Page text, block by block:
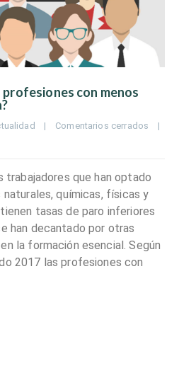
profesiones con menos
| Comentarios cerrados
|
trabajadores que han optado
químicas, físicas y
tasas de paro inferiores
han decantado por otras
la formación esencial. Según
2017 las profesiones con